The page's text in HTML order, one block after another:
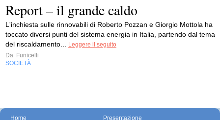
Report – il grande caldo
L'inchiesta sulle rinnovabili di Roberto Pozzan e Giorgio Mottola ha
toccato diversi punti del sistema energia in Italia, partendo dal tema
del riscaldamento...
Leggere il seguito
Da Funicelli
SOCIETÀ
Home Presentazione